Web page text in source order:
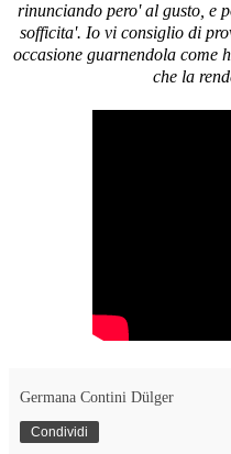
rinunciando pero' al gusto, e
sofficita'. Io vi consiglio di
occasione guarnendola come
che la
Germana Contini Dülger
Condividi